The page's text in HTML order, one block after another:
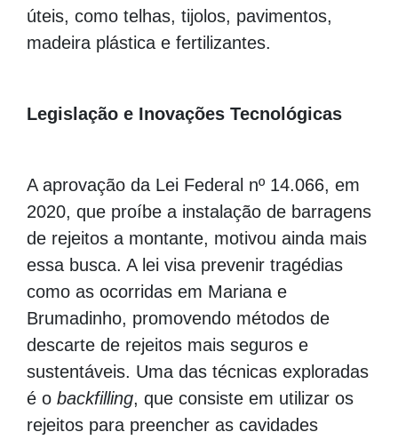
úteis, como telhas, tijolos, pavimentos,
madeira plástica e fertilizantes.
Legislação e Inovações Tecnológicas
A aprovação da Lei Federal nº 14.066, em
2020, que proíbe a instalação de barragens
de rejeitos a montante, motivou ainda mais
essa busca. A lei visa prevenir tragédias
como as ocorridas em Mariana e
Brumadinho, promovendo métodos de
descarte de rejeitos mais seguros e
sustentáveis. Uma das técnicas exploradas
é o backfilling, que consiste em utilizar os
rejeitos para preencher as cavidades